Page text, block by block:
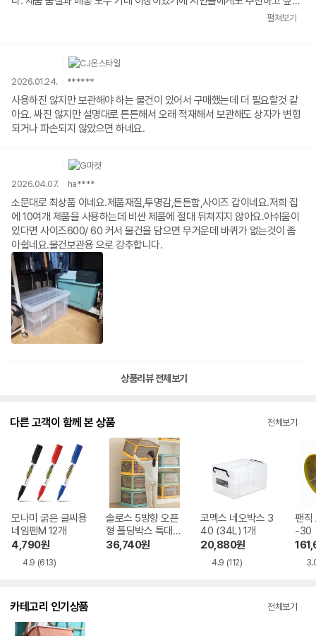
니다. 이렇게 만족스러운 경험을 하게 되어 감사드리며, 앞으로도 좋은 상품
펼쳐보기
2026.01.24. ******
사용하진 않지만 보관해야 하는 물건이 있어서 구매했는데 더 필요할것 같
아요. 싸진 않지만 설명대로 튼튼해서 오래 적재해서 보관해도 상자가 변형
되거나 파손되지 않았으면 하네요.
2026.04.07. ha****
소문대로 최상품 이네요.제품재질,투명감,튼튼함,사이즈 갑이네요.저희 집
에 10여개 제품을 사용하는데 비싼 제품에 절대 뒤쳐지지 않아요.아쉬움이
있다면 사이즈600/ 60 커서 물건을 담으면 무거운데 바퀴가 없는것이 좀
아쉽네요.물건보관용 으로 강추합니다.
상품리뷰 전체보기
다른 고객이 함께 본 상품 전체보기
모나미 굵은 글씨용
네임펜M 12개
4,790원
4.9 (613)
솔로스 5방향 오픈
형 폴딩박스 특대형
84L 1개
36,740원
코멕스 네오박스 3
40 (34L) 1개
20,880원
4.9 (112)
팬직
-30
카테고리 인기상품 전체보기